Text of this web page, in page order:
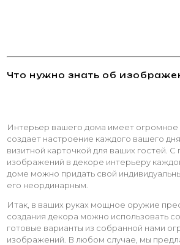
Что нужно знать об
Интерьер вашего дома имеет огромное
создает настроение каждого вашего
визитной карточкой для ваших гостей.
изображений в декоре интерьеру
доме можно придать свой
его неординарным.
Итак, в ваших руках мощное оружие
создания декора можно использовать
готовые варианты из собранной нами
изображений. В любом случае, мы